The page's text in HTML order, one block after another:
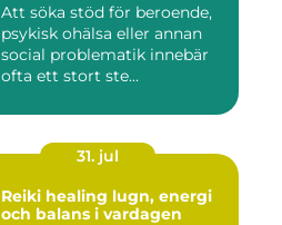
Att söka stöd för beroende,
psykisk ohälsa eller annan
social problematik innebär
ofta ett stort ste...
31. jul
Reiki healing lugn, energi
och balans i vardagen